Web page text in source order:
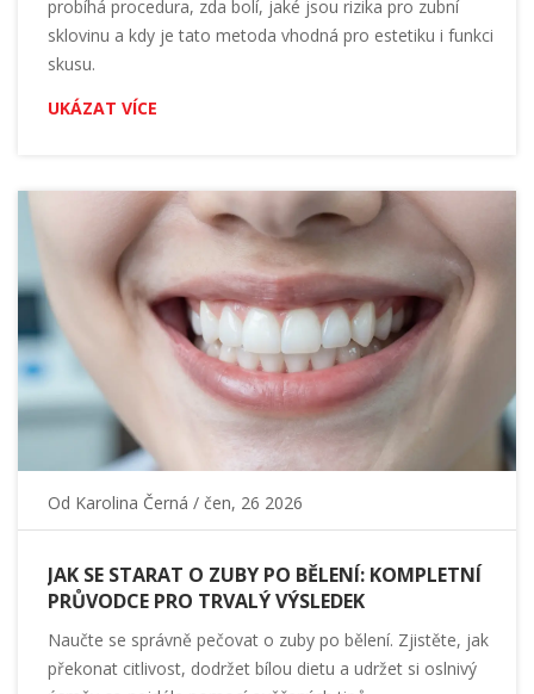
probíhá procedura, zda bolí, jaké jsou rizika pro zubní
sklovinu a kdy je tato metoda vhodná pro estetiku i funkci
skusu.
UKÁZAT VÍCE
Od Karolina Černá / čen, 26 2026
JAK SE STARAT O ZUBY PO BĚLENÍ: KOMPLETNÍ
PRŮVODCE PRO TRVALÝ VÝSLEDEK
Naučte se správně pečovat o zuby po bělení. Zjistěte, jak
překonat citlivost, dodržet bílou dietu a udržet si oslnivý